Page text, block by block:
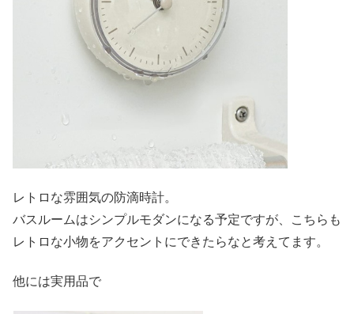
レトロな雰囲気の防滴時計。
バスルームはシンプルモダンになる予定ですが、こちらも
レトロな小物をアクセントにできたらなと考えてます。
他には実用品で